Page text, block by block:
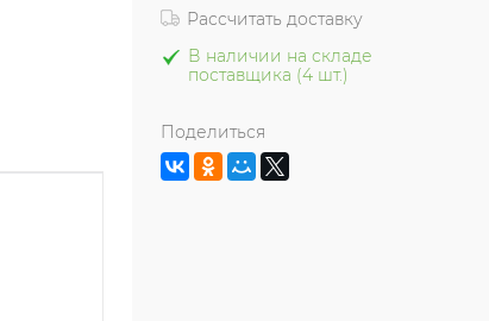
Рассчитать доставку
В наличии на складе
поставщика (4 шт.)
Поделиться